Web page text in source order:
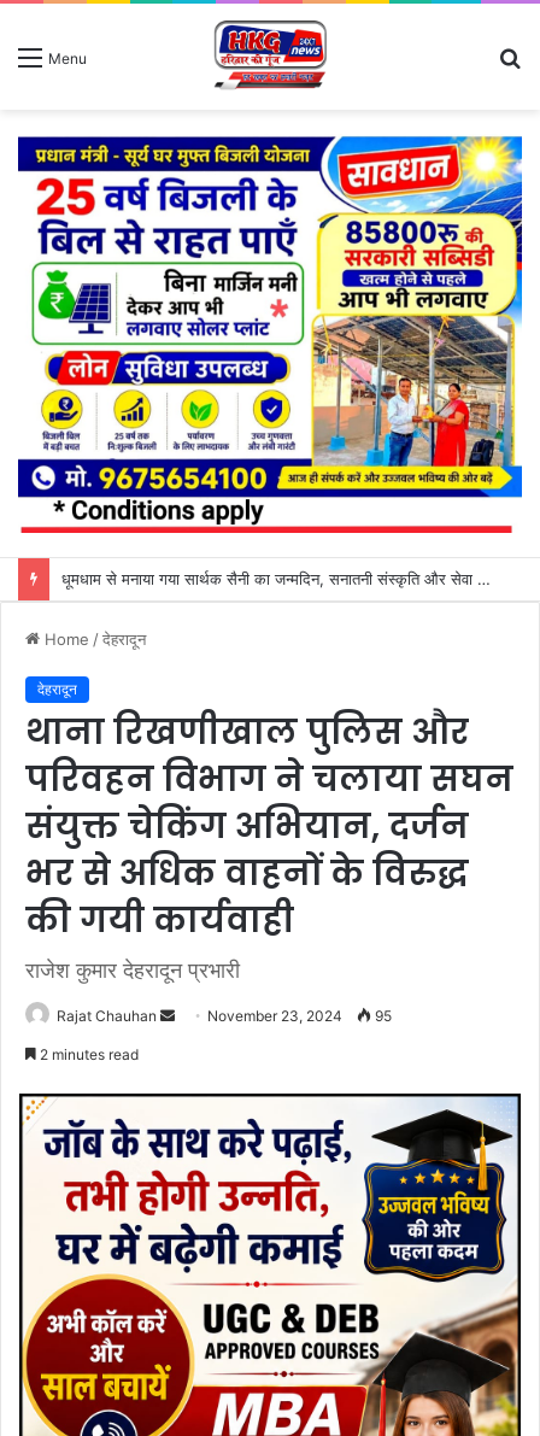
Menu
डाक कांवड़ यात्रा में उमड़ा आस्था का सैलाब, व्यवस्थाओं से श्रद्धालु खुश
Home /देहरादून
देहरादून
थाना रिखणीखाल पुलिस और
परिवहन विभाग ने चलाया सघन
संयुक्त चेकिंग अभियान, दर्जन
भर से अधिक वाहनों के विरुद्ध
की गयी कार्यवाही
राजेश कुमार देहरादून प्रभारी
Rajat Chauhan
Send November 23, 2024 95
2 minutes read